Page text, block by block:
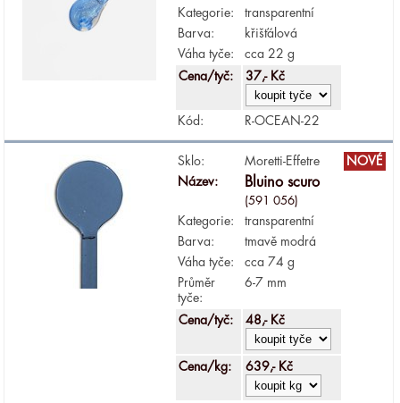
Kategorie:
transparentní
Barva:
křišťálová
Váha tyče:
cca 22 g
Cena/tyč:
37,- Kč
Kód: R-OCEAN-22
NOVÉ
Sklo:
Moretti-Effetre
Název:
Bluino scuro
(591 056)
Kategorie:
transparentní
Barva:
tmavě modrá
Váha tyče:
cca 74 g
Průměr
tyče:
6-7 mm
Cena/tyč: 48,- Kč
Cena/kg: 639,- Kč